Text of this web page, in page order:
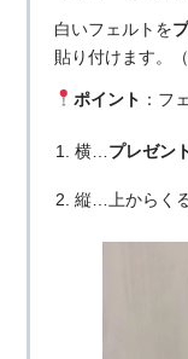
白いフェルトを
貼り付けます。
ポイント ：フ
横…プレゼン
縦…上からく